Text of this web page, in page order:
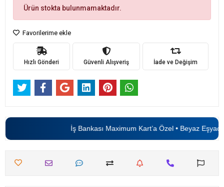
Ürün stokta bulunmamaktadır.
Favorilerime ekle
Hızlı Gönderi Güvenli Alışveriş İade ve Değişim
İş Bankası Maximum Kart’a Özel • Beyaz Eşyada